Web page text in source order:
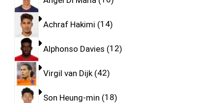
Achraf Hakimi 14
Alphonso Davies 12
Virgil van Dijk 42
Son Heung-min 18